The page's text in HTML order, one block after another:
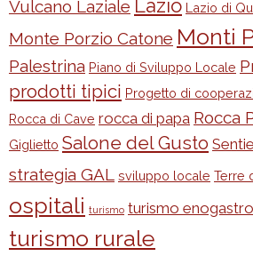
Vulcano Laziale Lazio Lazio di
Monte Porzio Catone Monti
Palestrina Piano di Sviluppo Locale
prodotti tipici Progetto di
Rocca di Cave rocca di papa Rocca
Giglietto Salone del Gusto
strategia GAL sviluppo locale Terre
ospitali turismo turismo
turismo rurale